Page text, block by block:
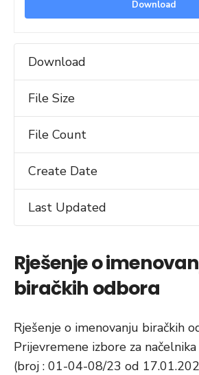
Download
Download
File Size
File Count
Create Date
Last Updated
Rješenje o
biračkih odbora
Rješenje o imenovanju biračkih
Prijevremene izbore za
(broj : 01-04-08/23 od